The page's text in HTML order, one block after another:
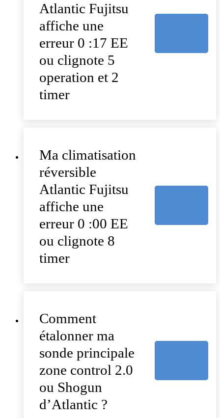
Atlantic Fujitsu
affiche une
erreur 0 :17 EE
ou clignote 5
operation et 2
timer
Ma climatisation
réversible
Atlantic Fujitsu
affiche une
erreur 0 :00 EE
ou clignote 8
timer
Comment
étalonner ma
sonde principale
zone control 2.0
ou Shogun
d’Atlantic ?